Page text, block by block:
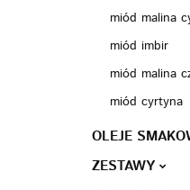
miód malina
miód imbir
miód malina
miód cyrtyna
OLEJE
ZESTAWY